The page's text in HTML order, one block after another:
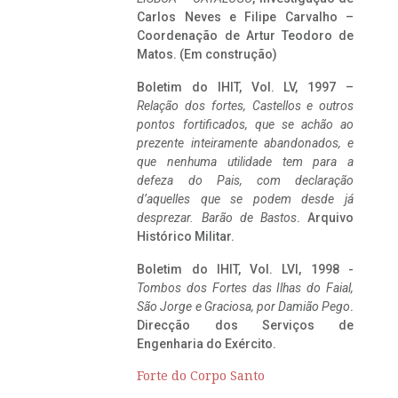
Carlos Neves e Filipe Carvalho –
Coordenação de Artur Teodoro de
Matos. (Em construção)
Boletim do IHIT, Vol. LV, 1997 –
Relação dos fortes, Castellos e outros
pontos fortificados, que se achão ao
prezente inteiramente abandonados, e
que nenhuma utilidade tem para a
defeza do Pais, com declaração
d’aquelles que se podem desde já
desprezar. Barão de Bastos. Arquivo
Histórico Militar.
Boletim do IHIT, Vol. LVI, 1998 -
Tombos dos Fortes das Ilhas do Faial,
São Jorge e Graciosa, por Damião Pego.
Direcção dos Serviços de
Engenharia do Exército.
Forte do Corpo Santo